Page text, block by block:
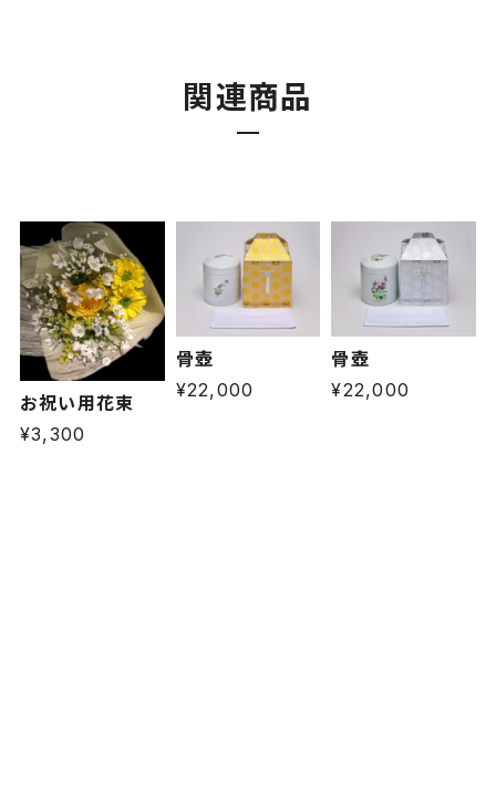
関連商品
お祝い用花束
¥3,300
骨壺
¥22,000
骨壺
¥22,000